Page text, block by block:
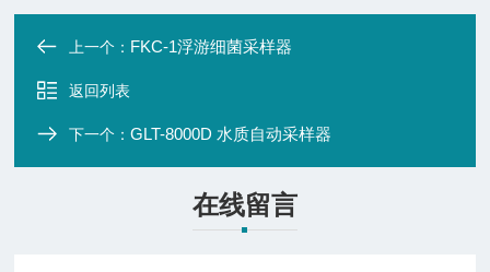
上一个： FKC-1浮游细菌采样器
返回列表
下一个：GLT-8000D 水质自动采样器
在线留言